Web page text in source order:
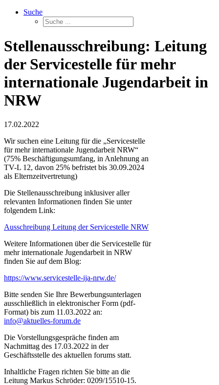
Suche
Stellenausschreibung: Leitung
der Servicestelle für mehr
internationale Jugendarbeit in
NRW
17.02.2022
Wir suchen eine Leitung für die „Servicestelle
für mehr internationale Jugendarbeit NRW“
(75% Beschäftigungsumfang, in Anlehnung an
TV-L 12, davon 25% befristet bis 30.09.2024
als Elternzeitvertretung)
Die Stellenausschreibung inklusiver aller
relevanten Informationen finden Sie unter
folgendem Link:
Ausschreibung Leitung der Servicestelle NRW
Weitere Informationen über die Servicestelle für
mehr internationale Jugendarbeit in NRW
finden Sie auf dem Blog:
https://www.servicestelle-ija-nrw.de/
Bitte senden Sie Ihre Bewerbungsunterlagen
ausschließlich in elektronischer Form (pdf-
Format) bis zum 11.03.2022 an:
info@aktuelles-forum.de
Die Vorstellungsgespräche finden am
Nachmittag des 17.03.2022 in der
Geschäftsstelle des aktuellen forums statt.
Inhaltliche Fragen richten Sie bitte an die
Leitung Markus Schröder: 0209/15510-15.